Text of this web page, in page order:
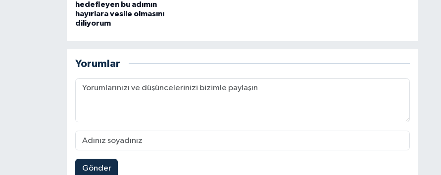
hedefleyen bu adımın
hayırlara vesile olmasını
diliyorum
Yorumlar
Gönder